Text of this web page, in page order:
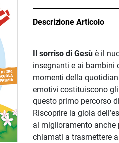
Descrizione Articolo
Il sorriso di Gesù è il
insegnanti e ai bambini
momenti della
emotivi costituiscono
questo primo percorso
Riscoprire la gioia
al miglioramento anche
chiamati a trasmettere